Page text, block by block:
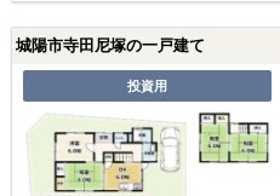
城陽市寺田尼塚の一戸建て
投資用